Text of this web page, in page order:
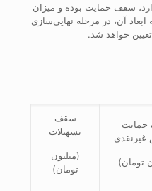
سقف حمایت بوده و میزان
آن، در مرحله نهایی‌سازی
تعیین خواهد شد.
غیرنقدی
تومان)
سقف
تسهیلات
(میلیون
تومان)